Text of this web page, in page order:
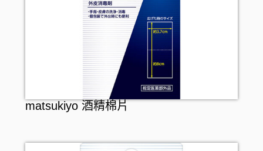
matsukiyo 酒精棉片